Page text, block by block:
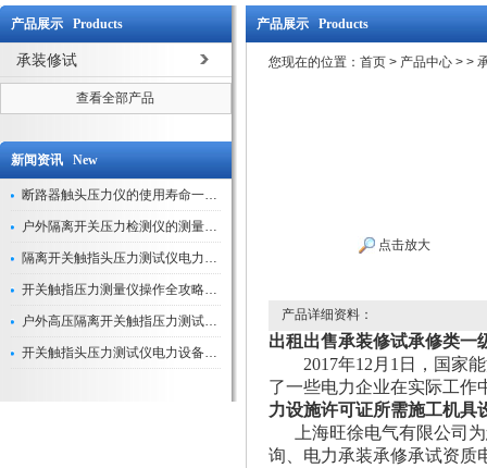
产品展示 Products
承装修试
查看全部产品
新闻资讯 New
断路器触头压力仪的使用寿命一般是多久？
户外隔离开关压力检测仪的测量数据如何与GIS系统对接实现智能化运维？
隔离开关触指头压力测试仪电力系统安全运行的“定海神针”
开关触指压力测量仪操作全攻略：从准备到精准测量的实战指南
户外高压隔离开关触指压力测试仪的作用与价值
开关触指头压力测试仪电力设备安全的“隐形守护者”
产品展示 Products
您现在的位置： 首页 > 产品中心 > >
点击放大
产品详细资料：
出租出售承装修试承修类一
2017年12月1日，国家能
了一些电力企业在实际工作
力设施许可证所需施工机具
上海旺徐电气有限公司为
询、电力承装承修承试资质